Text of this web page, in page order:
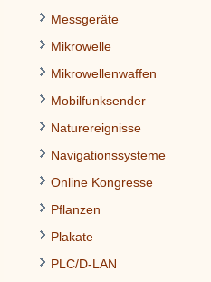
Messgeräte
Mikrowelle
Mikrowellenwaffen
Mobilfunksender
Naturereignisse
Navigationssysteme
Online Kongresse
Pflanzen
Plakate
PLC/D-LAN